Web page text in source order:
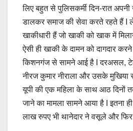
लिए बहुत से पुलिसकर्मी दिन-रात
डालकर समाज की सेवा करते रहते हैं I
खाकीधारी हैं जो खाकी को खाक में
ऐसी ही खाकी के दामन को दागदार करने
किशनगंज से सामने आई है I दरअसल,
नीरज कुमार नीराला और उसके मुखिया
यूपी की एक महिला के साथ आठ दिनों
जाने का मामला सामने आया है I इतना
लाख रुपए भी थानेदार ने वसूले और फिर